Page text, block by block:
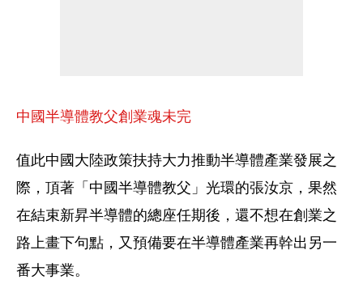
中國半導體教父創業魂未完
值此中國大陸政策扶持大力推動半導體產業發展之
際，頂著「中國半導體教父」光環的張汝京，果然
在結束新昇半導體的總座任期後，還不想在創業之
路上畫下句點，又預備要在半導體產業再幹出另一
番大事業。